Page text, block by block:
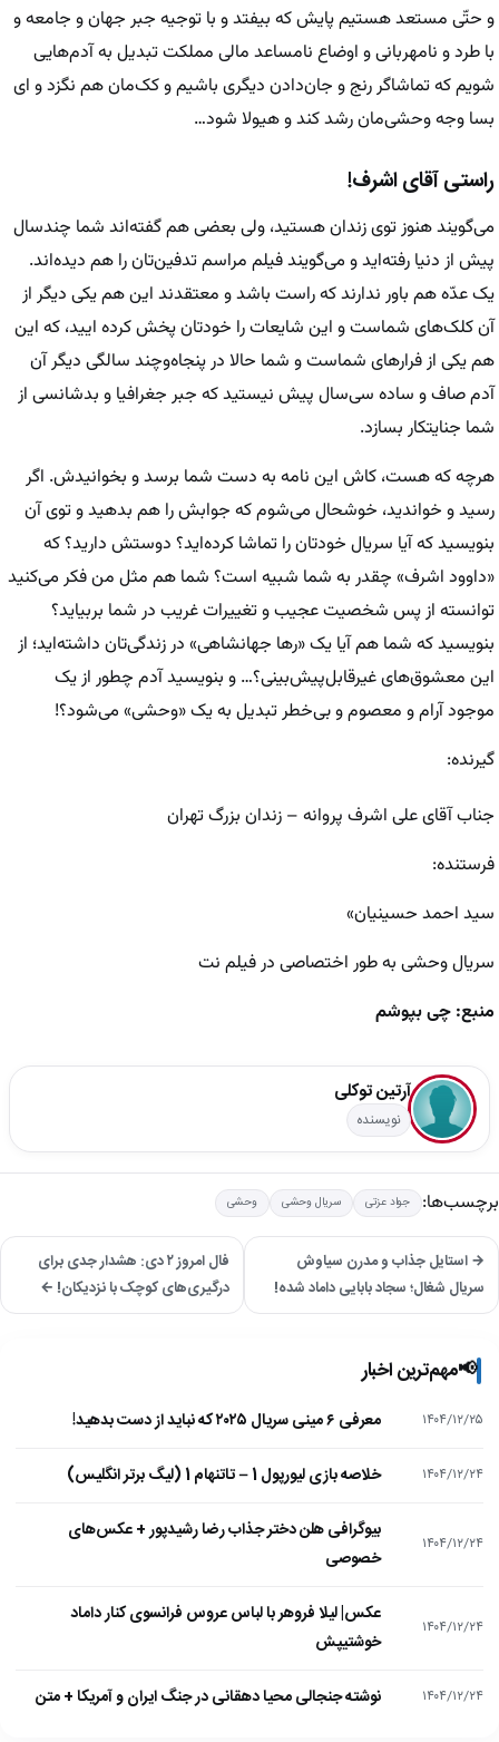
و حتّی مستعد هستیم پایش که بیفتد و با توجیه جبر جهان و جامعه و
با طرد و نامهربانی و اوضاع نامساعد مالی مملکت تبدیل به آدم‌هایی
شویم که تماشاگر رنج و جان‌دادن دیگری باشیم و کک‌مان هم نگزد و ای
بسا وجه وحشی‌مان رشد کند و هیولا شود…
راستی آقای اشرف!
می‌گویند هنوز توی زندان هستید، ولی بعضی هم گفته‌اند شما چندسال
پیش از دنیا رفته‌اید و می‌گویند فیلم مراسم تدفین‌تان را هم دیده‌اند.
یک عدّه هم باور ندارند که راست باشد و معتقدند این هم یکی دیگر از
آن کلک‌های شماست و این شایعات را خودتان پخش کرده ایید، که این
هم یکی از فرارهای شماست و شما حالا در پنجاه‌وچند سالگی دیگر آن
آدم صاف و ساده سی‌سال پیش نیستید که جبر جغرافیا و بدشانسی از
شما جنایتکار بسازد.
هرچه که هست، کاش این نامه به دست شما برسد و بخوانیدش. اگر
رسید و خواندید، خوشحال می‌شوم که جوابش را هم بدهید و توی آن
بنویسید که آیا سریال خودتان را تماشا کرده‌اید؟ دوستش دارید؟ که
«داوود اشرف» چقدر به شما شبیه است؟ شما هم مثل من فکر می‌کنید
توانسته از پس شخصیت عجیب و تغییرات غریب در شما بربیاید؟
بنویسید که شما هم آیا یک «رها جهانشاهی» در زندگی‌تان داشته‌اید؛ از
این معشوق‌های غیرقابل‌پیش‌بینی؟… و بنویسید آدم چطور از یک
موجود آرام و معصوم و بی‌خطر تبدیل به یک «وحشی» می‌شود؟!
گیرنده:
جناب آقای علی اشرف پروانه – زندان بزرگ تهران
فرستنده:
سید احمد حسینیان»
سریال وحشی به طور اختصاصی در فیلم نت
منبع: چی بپوشم
آرتین توکلی
نویسنده
برچسب‌ها: جواد عزتی سریال وحشی وحشی
→ استایل جذاب و مدرن سیاوش
سریال شغال؛ سجاد بابایی داماد شده!
فال امروز ۲ دی: هشدار جدی برای
درگیری‌های کوچک با نزدیکان! ←
📢مهم‌ترین اخبار
۱۴۰۴/۱۲/۲۵ معرفی ۶ مینی سریال ۲۰۲۵ که نباید از دست بدهید!
۱۴۰۴/۱۲/۲۴ خلاصه بازی لیورپول 1 – تاتنهام 1 (لیگ برتر انگلیس)
۱۴۰۴/۱۲/۲۴
بیوگرافی هلن دختر جذاب رضا رشیدپور + عکس‌های
خصوصی
۱۴۰۴/۱۲/۲۴
عکس| لیلا فروهر با لباس عروس فرانسوی کنار داماد
خوشتیپش
۱۴۰۴/۱۲/۲۴ نوشته جنجالی محیا دهقانی در جنگ ایران و آمریکا + متن